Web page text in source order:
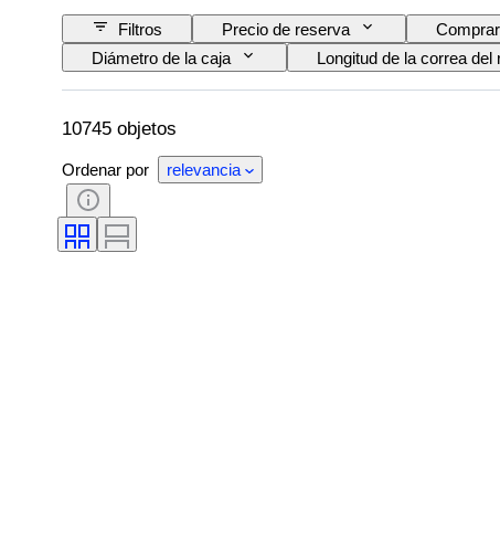
Filtros Precio de reserva
Diámetro de la caja
Longitud de la correa del
Accesorios
Período Certificado
10745 objetos
Ordenar por relevancia